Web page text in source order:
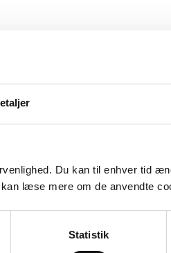
Du kan til enhver tid
læse mere om de anvendte
Statistik